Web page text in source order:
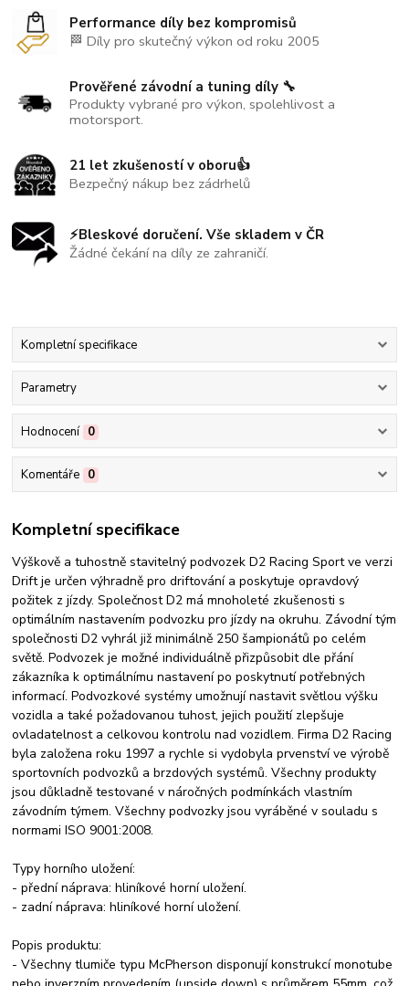
Performance díly bez kompromisů
🏁 Díly pro skutečný výkon od roku 2005
Prověřené závodní a tuning díly 🔧
Produkty vybrané pro výkon, spolehlivost a
motorsport.
21 let zkušeností v oboru👍
Bezpečný nákup bez zádrhelů
⚡Bleskové doručení. Vše skladem v ČR
Žádné čekání na díly ze zahraničí.
Kompletní specifikace
Parametry
Hodnocení 0
Komentáře 0
Kompletní specifikace
Výškově a tuhostně stavitelný podvozek D2 Racing Sport ve verzi
Drift je určen výhradně pro driftování a poskytuje opravdový
požitek z jízdy. Společnost D2 má mnoholeté zkušenosti s
optimálním nastavením podvozku pro jízdy na okruhu. Závodní tým
společnosti D2 vyhrál již minimálně 250 šampionátů po celém
světě. Podvozek je možné individuálně přizpůsobit dle přání
zákazníka k optimálnímu nastavení po poskytnutí potřebných
informací. Podvozkové systémy umožnují nastavit světlou výšku
vozidla a také požadovanou tuhost, jejich použití zlepšuje
ovladatelnost a celkovou kontrolu nad vozidlem. Firma D2 Racing
byla založena roku 1997 a rychle si vydobyla prvenství ve výrobě
sportovních podvozků a brzdových systémů. Všechny produkty
jsou důkladně testované v náročných podmínkách vlastním
závodním týmem. Všechny podvozky jsou vyráběné v souladu s
normami ISO 9001:2008.
Typy horního uložení:
- přední náprava: hliníkové horní uložení.
- zadní náprava: hliníkové horní uložení.
Popis produktu:
- Všechny tlumiče typu McPherson disponují konstrukcí monotube